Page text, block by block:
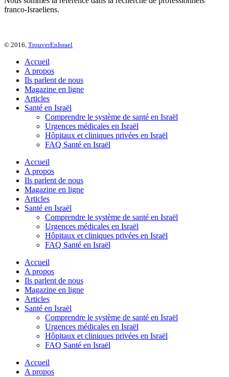
franco-Israeliens.
© 2016, TrouverEnIsrael
Accueil
A propos
Ils parlent de nous
Magazine en ligne
Articles
Santé en Israël
Comprendre le système de santé en Israël
Urgences médicales en Israël
Hôpitaux et cliniques privées en Israël
FAQ Santé en Israël
Accueil
A propos
Ils parlent de nous
Magazine en ligne
Articles
Santé en Israël
Comprendre le système de santé en Israël
Urgences médicales en Israël
Hôpitaux et cliniques privées en Israël
FAQ Santé en Israël
Accueil
A propos
Ils parlent de nous
Magazine en ligne
Articles
Santé en Israël
Comprendre le système de santé en Israël
Urgences médicales en Israël
Hôpitaux et cliniques privées en Israël
FAQ Santé en Israël
Accueil
A propos